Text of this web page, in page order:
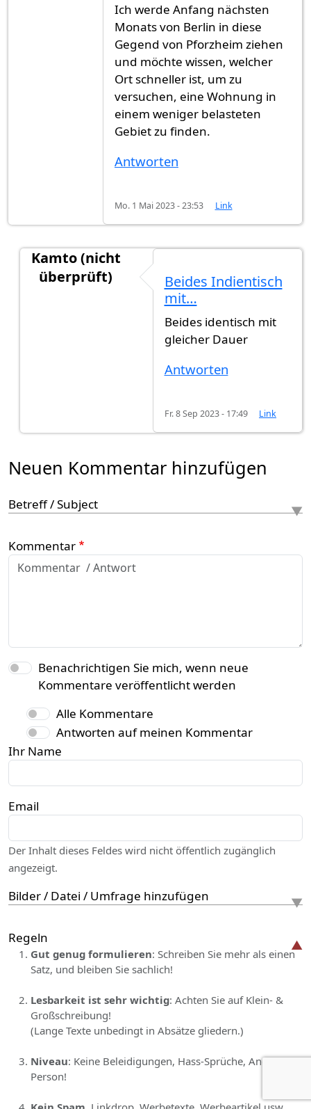
Ich werde Anfang nächsten
Monats von Berlin in diese
Gegend von Pforzheim ziehen
und möchte wissen, welcher
Ort schneller ist, um zu
versuchen, eine Wohnung in
einem weniger belasteten
Gebiet zu finden.
Antworten
Mo. 1 Mai 2023 - 23:53 Link
Kamto (nicht
überprüft)
Frage aus BerlinvonAlfathi (nicht
Beides Indientisch
mit…
Beides identisch mit
gleicher Dauer
Antworten
Fr. 8 Sep 2023 - 17:49 Link
Neuen Kommentar hinzufügen
Betreff / Subject
Kommentar
Benachrichtigen Sie mich, wenn neue
Kommentare veröffentlicht werden
Alle Kommentare
Antworten auf meinen Kommentar
Ihr Name
Email
Der Inhalt dieses Feldes wird nicht öffentlich zugänglich
angezeigt.
Bilder / Datei / Umfrage hinzufügen
Regeln
Gut genug formulieren: Schreiben Sie mehr als einen
Satz, und bleiben Sie sachlich!
Lesbarkeit ist sehr wichtig: Achten Sie auf Klein- &
Großschreibung!
(Lange Texte unbedingt in Absätze gliedern.)
Niveau: Keine Beleidigungen, Hass-Sprüche, Angriff auf
Person!